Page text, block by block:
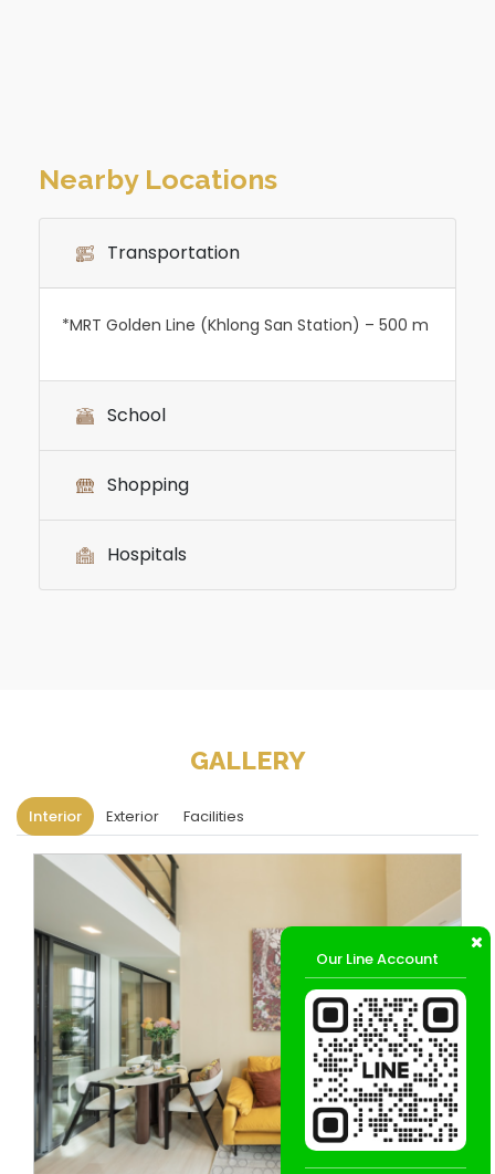
Nearby Locations
Transportation
*MRT Golden Line (Khlong San Station) – 500 m
School
Shopping
Hospitals
GALLERY
Interior Exterior Facilities
Our Line Account